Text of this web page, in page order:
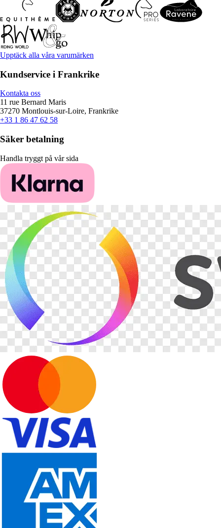
Upptäck alla våra varumärken
Kundservice i Frankrike
Kontakta oss
11 rue Bernard Maris
37270 Montlouis-sur-Loire, Frankrike
+33 1 86 47 62 58
Säker betalning
Handla tryggt på vår sida